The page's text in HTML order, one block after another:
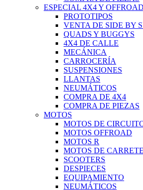
ESPECIAL 4X4 Y OFFROAD
PROTOTIPOS
VENTA DE SIDE BY
QUADS Y BUGGYS
4X4 DE CALLE
MECÁNICA
CARROCERÍA
SUSPENSIONES
LLANTAS
NEUMÁTICOS
COMPRA DE 4X4
COMPRA DE PIEZAS
MOTOS
MOTOS DE
MOTOS OFFROAD
MOTOS R
MOTOS DE
SCOOTERS
DESPIECES
EQUIPAMIENTO
NEUMÁTICOS